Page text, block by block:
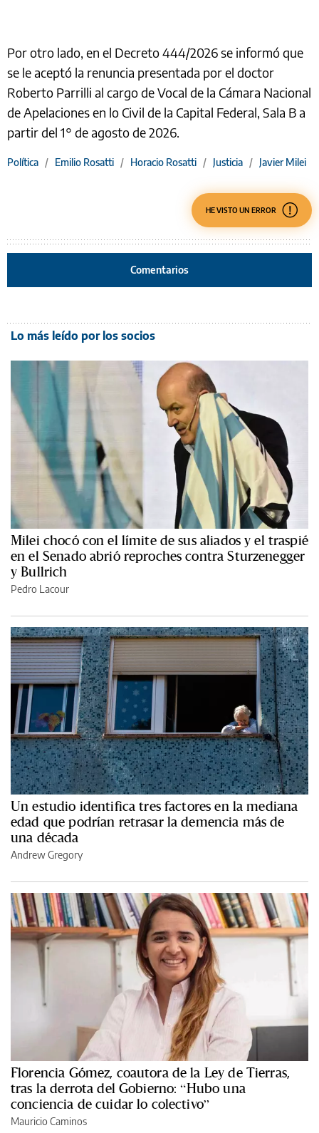
Por otro lado, en el Decreto 444/2026 se informó que
se le aceptó la renuncia presentada por el doctor
Roberto Parrilli al cargo de Vocal de la Cámara Nacional
de Apelaciones en lo Civil de la Capital Federal, Sala B a
partir del 1° de agosto de 2026.
Política / Emilio Rosatti / Horacio Rosatti / Justicia / Javier Milei
HE VISTO UN ERROR
Comentarios
Lo más leído por los socios
Milei chocó con el límite de sus aliados y el traspié
en el Senado abrió reproches contra Sturzenegger
y Bullrich
Pedro Lacour
Un estudio identifica tres factores en la mediana
edad que podrían retrasar la demencia más de
una década
Andrew Gregory
Florencia Gómez, coautora de la Ley de Tierras,
tras la derrota del Gobierno: “Hubo una
conciencia de cuidar lo colectivo”
Mauricio Caminos